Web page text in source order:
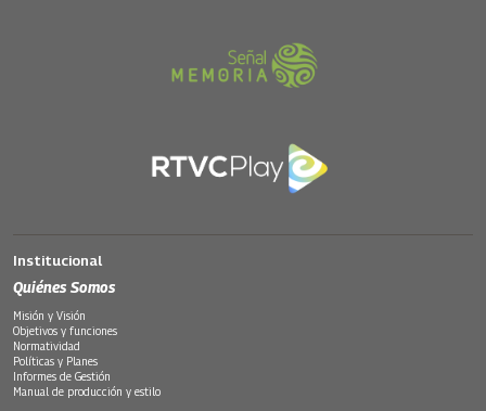
Institucional
Quiénes Somos
Misión y Visión
Objetivos y funciones
Normatividad
Políticas y Planes
Informes de Gestión
Manual de producción y estilo